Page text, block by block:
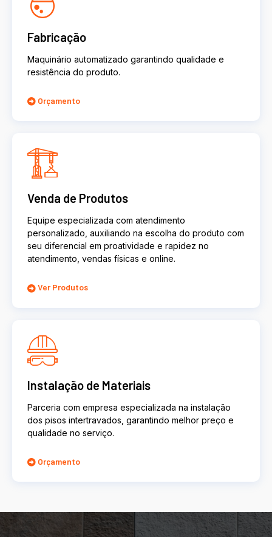
Fabricação
Maquinário automatizado garantindo qualidade e
resistência do produto.
Orçamento
Venda de Produtos
Equipe especializada com atendimento
personalizado, auxiliando na escolha do produto com
seu diferencial em proatividade e rapidez no
atendimento, vendas físicas e online.
Ver Produtos
Instalação de Materiais
Parceria com empresa especializada na instalação
dos pisos intertravados, garantindo melhor preço e
qualidade no serviço.
Orçamento